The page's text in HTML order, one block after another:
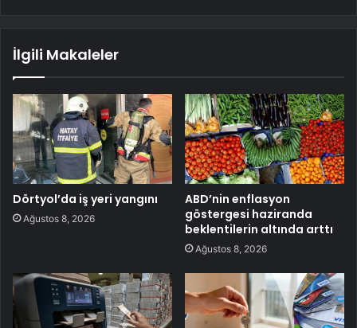
İlgili Makaleler
Dörtyol’da iş yeri yangını
Ağustos 8, 2026
ABD’nin enflasyon
göstergesi haziranda
beklentilerin altında arttı
Ağustos 8, 2026